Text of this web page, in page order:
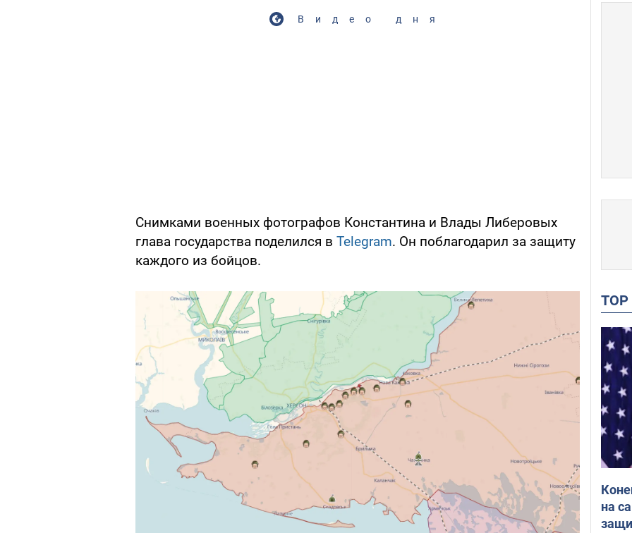
Видео дня
Снимками военных фотографов Константина и Влады Либеровых
глава государства поделился в Telegram. Он поблагодарил за защиту
каждого из бойцов.
на